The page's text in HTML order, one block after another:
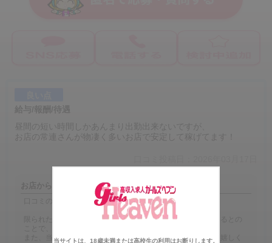
当サイトは、18歳未満または高校生の利用はお断りします。
昼間の短い時間しかあんまり出勤出来ないですが、
お店の常連さんが物凄く多いお店で安定して稼げてます！
口コミの投稿をありがとう御座います！
限られたお時間の中でもしっかりと安定してお仕事できているとの
また、当店の常連のお客様についてもお褒めいただき、大変嬉しく